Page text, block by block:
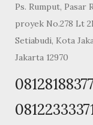
Ps. Rumput, Pasar
proyek No.278 Lt
Setiabudi, Kota
Jakarta 12970
08128188377